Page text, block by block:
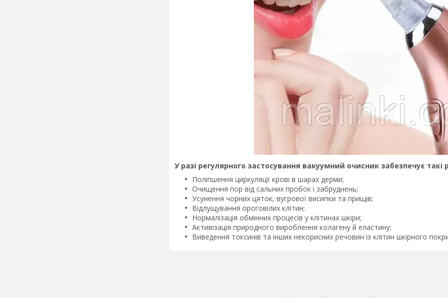
У разі регулярного застосування вакуумний очисник забезпечує такі
Поліпшення циркуляції крові в шарах дерми;
Очищення пор від сальних пробок і забруднень;
Усунення чорних цяток, вугрової висипки та прищів;
Відлущування ороговілих клітин;
Нормалізація обмінних процесів у клітинах шкіри;
Активізація природного вироблення колагену й еластину;
Виведення токсинів та інших некорисних речовин із клітин шкірного